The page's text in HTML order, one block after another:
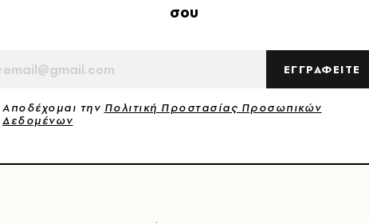
σου
ΕΓΓΡΑΦΕΙΤΕ
Αποδέχομαι την Πολιτική Προστασίας Προσωπικών
Δεδομένων